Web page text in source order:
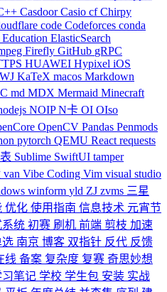
CasdoorCasio cfChirpy
code Codeforces conda
Education ElasticSearch
Firefly GitHub gRPC
HUAWEI Hypixel iOS
KaTeX macos Markdown
md MDX Mermaid Minecraft
NOIPN卡 OI OIso
OpenCV Pandas Penmods
pytorch QEMU React requests
Sublime SwiftUI tamper
van Vibe Coding Vim visual studio
winform yld ZJ zvms 三星
优化 使用指南 信息技术 元宵节
系统 初赛 刷机 前端 剪枝 加速
选 南京 博客 双指针 反代 反馈
线 备案 复杂度 复赛 奇思妙想
习笔记 学校 学生包 安装 实战